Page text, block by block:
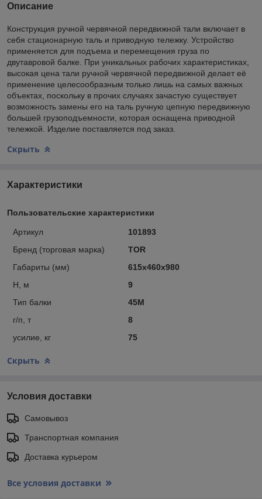
Описание
Конструкция ручной червячной передвижной тали включает в
себя стационарную таль и приводную тележку. Устройство
применяется для подъема и перемещения груза по
двутавровой балке. При уникальных рабочих характеристиках,
высокая цена тали ручной червячной передвижной делает её
применение целесообразным только лишь на самых важных
объектах, поскольку в прочих случаях зачастую существует
возможность замены его на таль ручную цепную передвижную
большей грузоподъемности, которая оснащена приводной
тележкой. Изделие поставляется под заказ.
Скрыть
Характеристики
Пользовательские характеристики
Артикул
101893
Бренд (торговая марка)
TOR
Габариты (мм)
615x460x980
Н, м
9
Тип балки
45M
г/п, т
8
усилие, кг
75
Скрыть
Условия доставки
Самовывоз
Транспортная компания
Доставка курьером
Все условия доставки